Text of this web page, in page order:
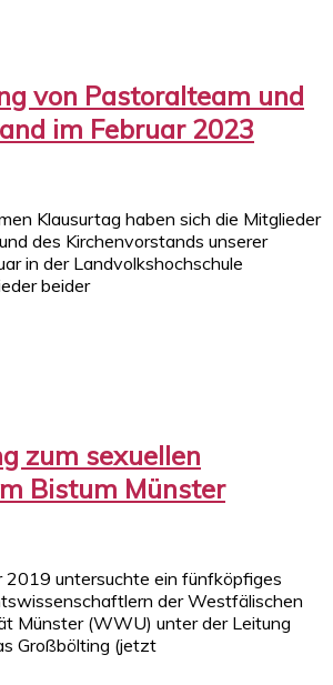
von Pastoralteam und
im Februar 2023
Klausurtag haben sich die Mitglieder
des Kirchenvorstands unserer
in der Landvolkshochschule
beider
zum sexuellen
Bistum Münster
2019 untersuchte ein fünfköpfiges
der Westfälischen
Münster (WWU) unter der Leitung
Großbölting (jetzt